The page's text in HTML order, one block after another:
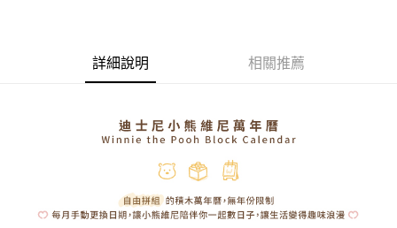
流程，驗證手機門號後，選擇欲分期的期數、繳款截止日，確認付款後即完
消。如遇「轉專審核」未通過狀況，表示未達大哥付你分期系統評分，恕無
法說明評估內容。
1.分期款項不併入電信帳單，「大哥付你分期」於每月結算日後寄送繳費提
2.透過簡訊連結打開帳單後，可選擇「超商條碼／台灣大直營門市／銀行轉
帳／街口支付／iPASS MONEY」等通路繳費。
【關於「AFTEE先享後付」】
AFTEE先享後付是「在收到商品之後才付款」的支付方式。 讓您購物簡單
２．便利：只要手機號碼，簡訊認證，即可結帳。
３．安心：先確認商品／服務後，再付款。
【「AFTEE先享後付」結帳流程】
１．於結帳方式選擇「AFTEE先享後付」後，將跳轉至「AFTEE先享後付」
結帳頁面，進行簡訊認證並確認金額後，即可完成結帳。
每筆NT$70，滿NT$899(含以上)免運費
付款後7-11取貨
詳細說明 相關推薦